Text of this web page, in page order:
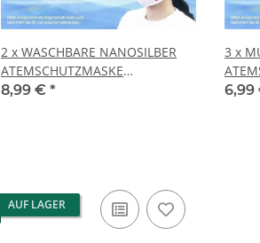
2 x WASCHBARE NANOSILBER
ATEMSCHUTZMASKE
MUNDSCHUTZ MASKE
8,99 € *
3 x
6,99
AUF LAGER